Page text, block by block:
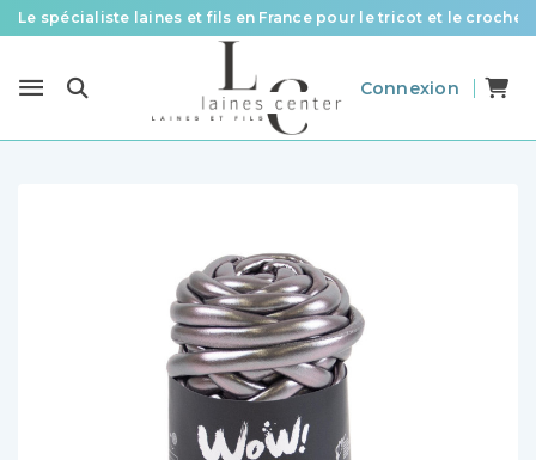
Le spécialiste laines et fils en France pour le tricot et le crochet
Livraison offerte à partir de 58 € d’achat
Connexion